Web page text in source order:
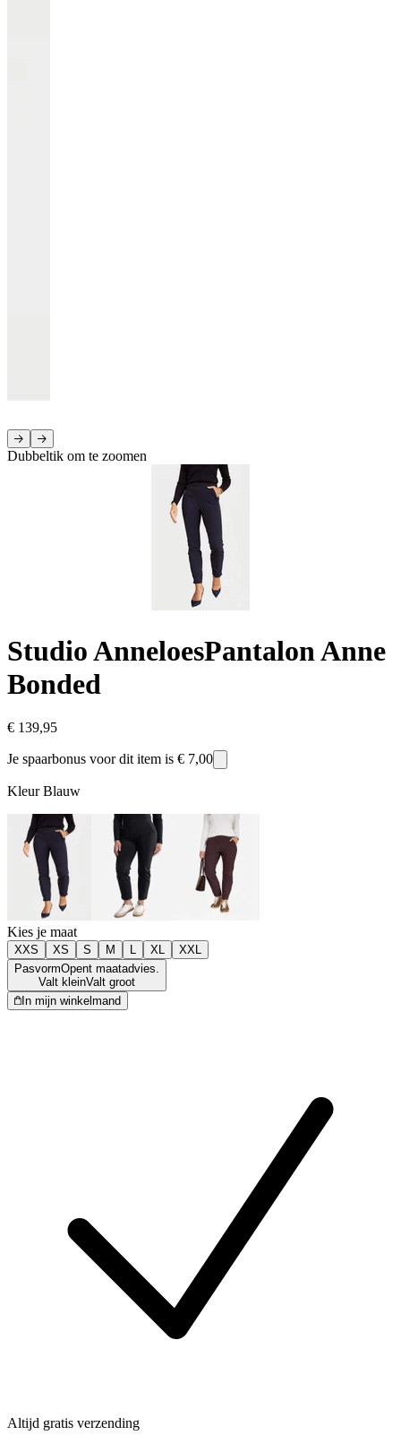
Dubbeltik om te zoomen
Studio AnneloesPantalon Anne
Bonded
€ 139,95
Je spaarbonus voor dit item is € 7,00
KleurBlauw
Kies je maat
XXS XS S M L XL
XXL
PasvormOpent maatadvies.
Valt kleinValt groot
In mijn winkelmand
Altijd gratis verzending